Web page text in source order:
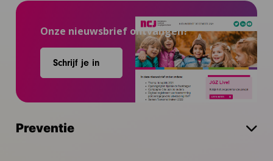
Onze nieuwsbrief ontvangen?
Schrijf je in
Preventie